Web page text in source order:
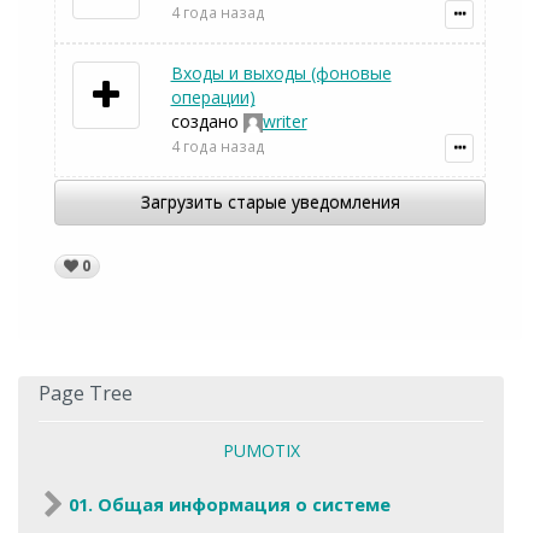
4 года назад
Входы и выходы (фоновые
операции)
создано
writer
4 года назад
Загрузить старые уведомления
0
Page Tree
PUMOTIX
01. Общая информация о системе